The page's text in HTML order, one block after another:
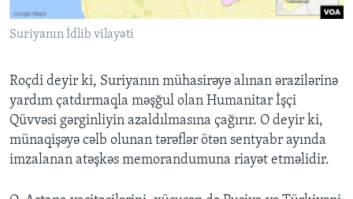
Suriyanın İdlib vilayəti
Roçdi deyir ki, Suriyanın mühasirəyə alınan ərazilərinə
yardım çatdırmaqla məşğul olan Humanitar İşçi
Qüvvəsi gərginliyin azaldılmasına çağırır. O deyir ki,
münaqişəyə cəlb olunan tərəflər ötən sentyabr ayında
imzalanan atəşkəs memorandumuna riayət etməlidir.